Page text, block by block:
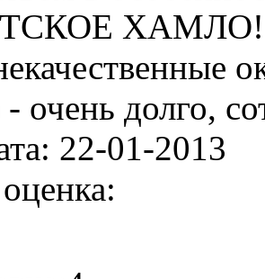
ХАМЛО!),
- очень долго,
22-01-2013